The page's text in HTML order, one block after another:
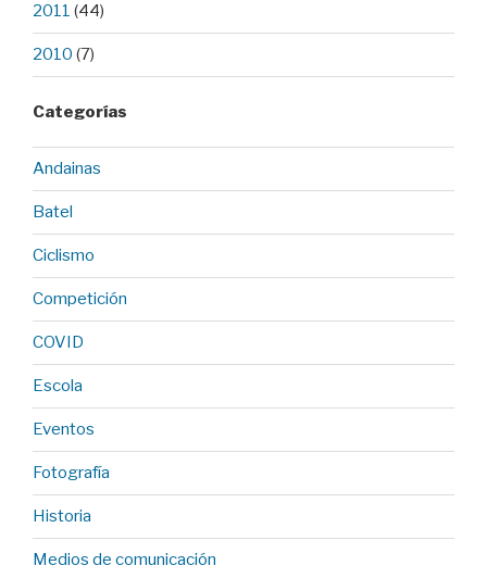
2011 (44)
2010 (7)
Categorías
Andainas
Batel
Ciclismo
Competición
COVID
Escola
Eventos
Fotografía
Historia
Medios de comunicación